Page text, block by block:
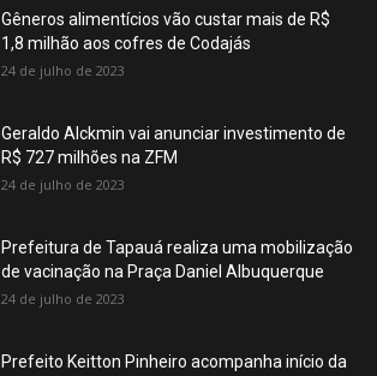
Gêneros alimentícios vão custar mais de R$
1,8 milhão aos cofres de Codajás
24 de julho de 2023
Geraldo Alckmin vai anunciar investimento de
R$ 727 milhões na ZFM
24 de julho de 2023
Prefeitura de Tapauá realiza uma mobilização
de vacinação na Praça Daniel Albuquerque
24 de julho de 2023
Prefeito Keitton Pinheiro acompanha início da